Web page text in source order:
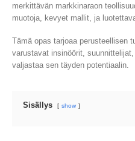
merkittävän markkinaraon
muotoja, kevyet mallit, ja
Tämä opas tarjoaa perusteellisen
varustavat insinöörit,
valjastaa sen täyden potentiaalin.
Sisällys show